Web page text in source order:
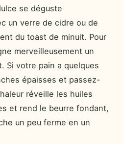
se déguste
un verre de cidre ou de
du toast de minuit. Pour
merveilleusement un
Si votre pain a quelques
épaisses et passez-
réveille les huiles
et rend le beurre fondant,
un peu ferme en un